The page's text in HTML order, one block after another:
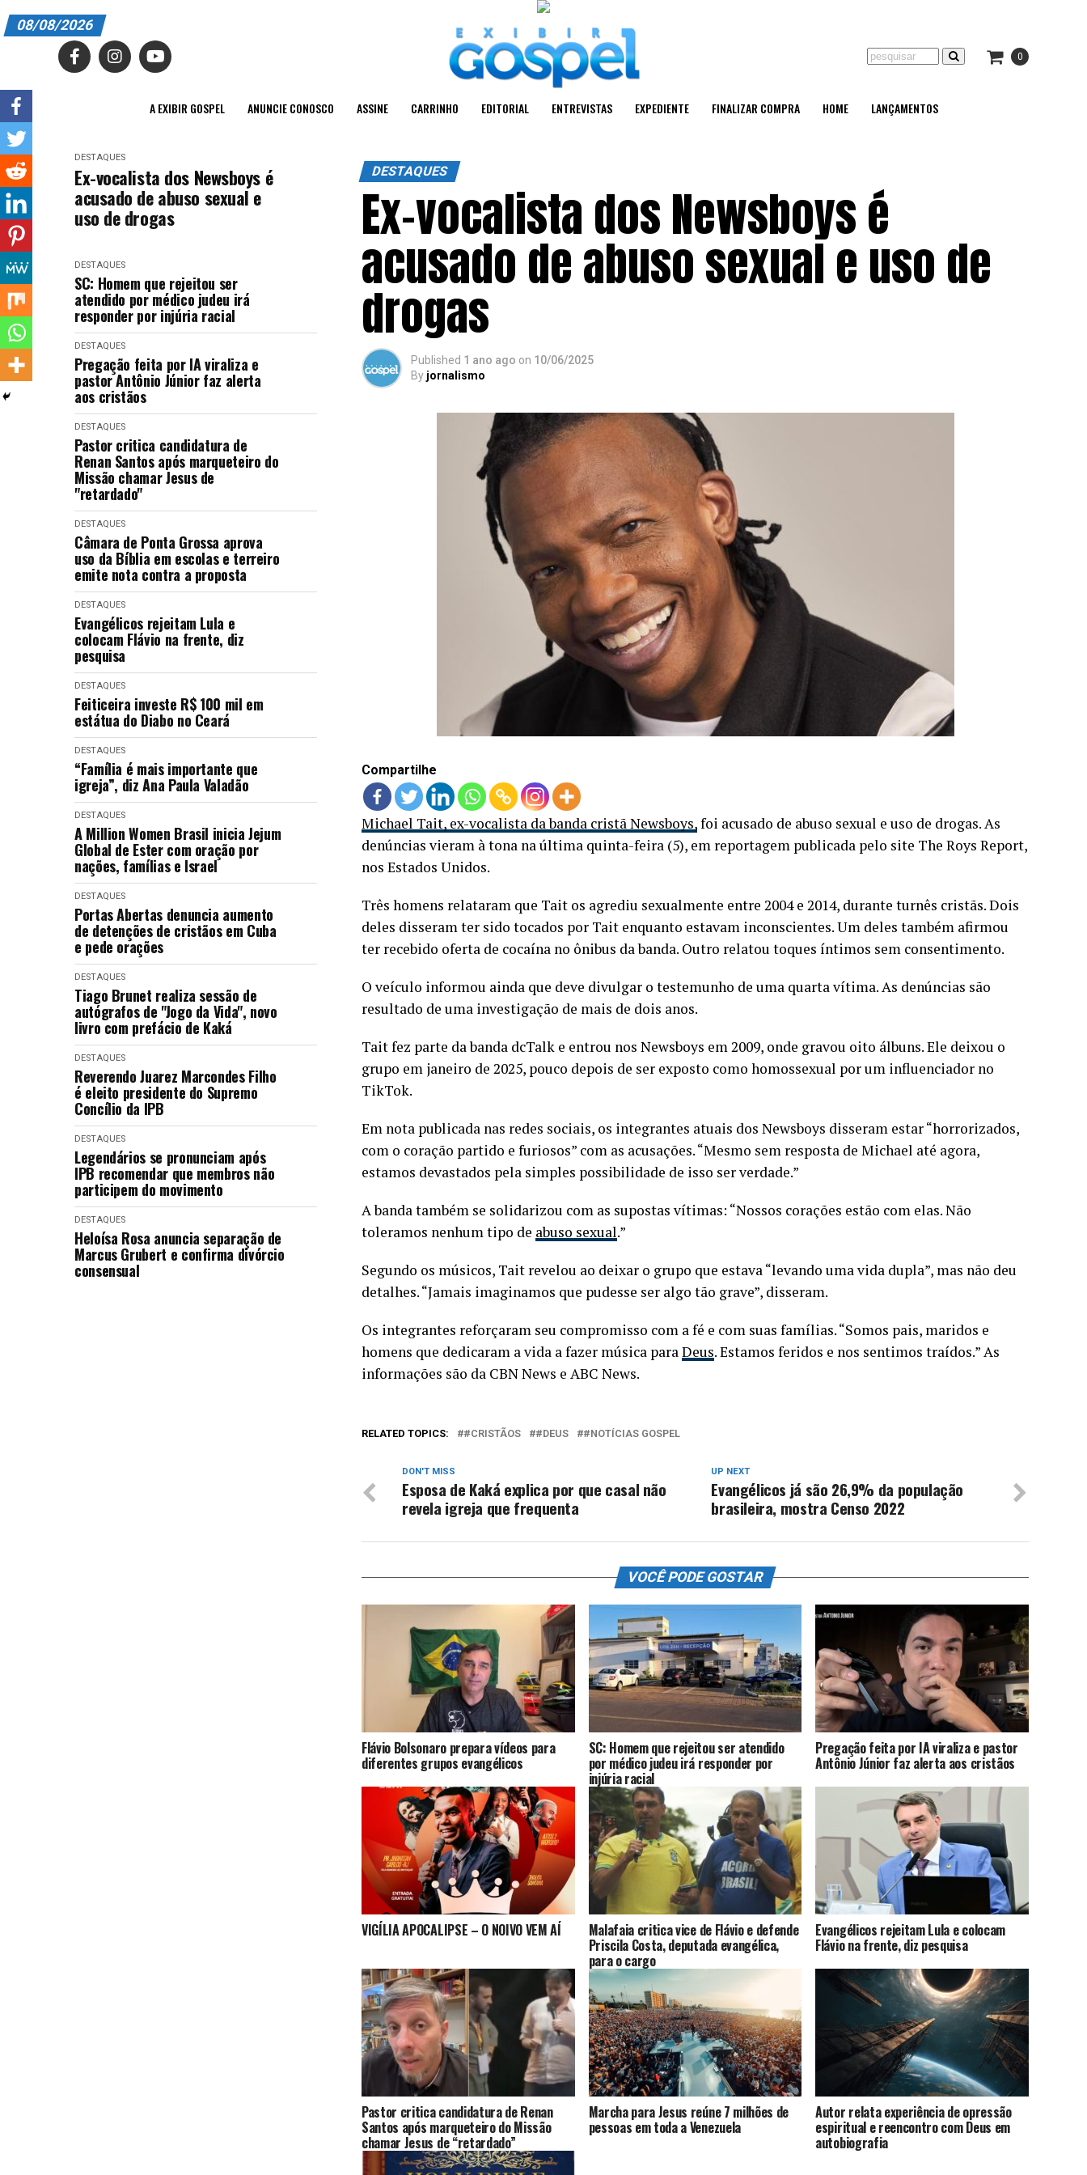
A EXIBIR GOSPEL
EDITORIAL
EXPEDIENTE
FINALIZAR COMPRA
HOME
LANÇAMENTOS
08/08/2026
0
A EXIBIR GOSPEL ANUNCIE CONOSCO ASSINE CARRINHO EDITORIAL ENTREVISTAS EXPEDIENTE FINALIZAR COMPRA HOME LANÇAMENTOS
DESTAQUES
Ex-vocalista dos Newsboys é
acusado de abuso sexual e
uso de drogas
DESTAQUES
SC: Homem que rejeitou ser
atendido por médico judeu irá
responder por injúria racial
DESTAQUES
Pregação feita por IA viraliza e
pastor Antônio Júnior faz alerta
aos cristãos
DESTAQUES
Pastor critica candidatura de
Renan Santos após marqueteiro do
Missão chamar Jesus de
"retardado"
DESTAQUES
Câmara de Ponta Grossa aprova
uso da Bíblia em escolas e terreiro
emite nota contra a proposta
DESTAQUES
Evangélicos rejeitam Lula e
colocam Flávio na frente, diz
pesquisa
DESTAQUES
Feiticeira investe R$ 100 mil em
estátua do Diabo no Ceará
DESTAQUES
“Família é mais importante que
igreja”, diz Ana Paula Valadão
DESTAQUES
A Million Women Brasil inicia Jejum
Global de Ester com oração por
nações, famílias e Israel
DESTAQUES
Portas Abertas denuncia aumento
de detenções de cristãos em Cuba
e pede orações
DESTAQUES
Tiago Brunet realiza sessão de
autógrafos de "Jogo da Vida", novo
livro com prefácio de Kaká
DESTAQUES
Reverendo Juarez Marcondes Filho
é eleito presidente do Supremo
Concílio da IPB
DESTAQUES
Legendários se pronunciam após
IPB recomendar que membros não
participem do movimento
DESTAQUES
Heloísa Rosa anuncia separação de
Marcus Grubert e confirma divórcio
consensual
DESTAQUES
Ex-vocalista dos Newsboys é
acusado de abuso sexual e uso de
drogas
Published 1 ano ago on 10/06/2025
By jornalismo
Compartilhe
Michael Tait, ex-vocalista da banda cristã Newsboys,foi acusado de abuso sexual e uso de drogas. As
denúncias vieram à tona na última quinta-feira (5), em reportagem publicada pelo site The Roys Report,
nos Estados Unidos.
Três homens relataram que Tait os agrediu sexualmente entre 2004 e 2014, durante turnês cristãs. Dois
deles disseram ter sido tocados por Tait enquanto estavam inconscientes. Um deles também afirmou
ter recebido oferta de cocaína no ônibus da banda. Outro relatou toques íntimos sem consentimento.
O veículo informou ainda que deve divulgar o testemunho de uma quarta vítima. As denúncias são
resultado de uma investigação de mais de dois anos.
Tait fez parte da banda dcTalk e entrou nos Newsboys em 2009, onde gravou oito álbuns. Ele deixou o
grupo em janeiro de 2025, pouco depois de ser exposto como homossexual por um influenciador no
TikTok.
Em nota publicada nas redes sociais, os integrantes atuais dos Newsboys disseram estar “horrorizados,
com o coração partido e furiosos” com as acusações. “Mesmo sem resposta de Michael até agora,
estamos devastados pela simples possibilidade de isso ser verdade.”
A banda também se solidarizou com as supostas vítimas: “Nossos corações estão com elas. Não
toleramos nenhum tipo de abuso sexual.”
Segundo os músicos, Tait revelou ao deixar o grupo que estava “levando uma vida dupla”, mas não deu
detalhes. “Jamais imaginamos que pudesse ser algo tão grave”, disseram.
Os integrantes reforçaram seu compromisso com a fé e com suas famílias. “Somos pais, maridos e
homens que dedicaram a vida a fazer música paraDeus. Estamos feridos e nos sentimos traídos.” As
informações são da CBN News e ABC News.
RELATED TOPICS: #CRISTÃOS #DEUS #NOTÍCIAS GOSPEL
UP NEXT
Evangélicos já são 26,9% da população
brasileira, mostra Censo 2022
DON'T MISS
Esposa de Kaká explica por que casal não
revela igreja que frequenta
VOCÊ PODE GOSTAR
Flávio Bolsonaro prepara vídeos para
diferentes grupos evangélicos
SC: Homem que rejeitou ser atendido
por médico judeu irá responder por
injúria racial
Pregação feita por IA viraliza e pastor
Antônio Júnior faz alerta aos cristãos
VIGÍLIA APOCALIPSE – O NOIVO VEM AÍ Malafaia critica vice de Flávio e defende
Priscila Costa, deputada evangélica,
para o cargo
Evangélicos rejeitam Lula e colocam
Flávio na frente, diz pesquisa
Pastor critica candidatura de Renan
Santos após marqueteiro do Missão
chamar Jesus de “retardado”
Marcha para Jesus reúne 7 milhões de
pessoas em toda a Venezuela
Autor relata experiência de opressão
espiritual e reencontro com Deus em
autobiografia